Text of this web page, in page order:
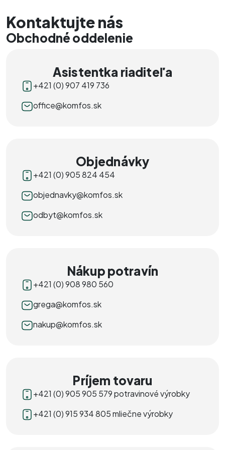
Kontaktujte nás
Obchodné oddelenie
Asistentka riaditeľa
+421 (0) 907 419 736
office@komfos.sk
Objednávky
+421 (0) 905 824 454
objednavky@komfos.sk
odbyt@komfos.sk
Nákup potravín
+421 (0) 908 980 560
grega@komfos.sk
nakup@komfos.sk
Príjem tovaru
+421 (0) 905 905 579 potravinové výrobky
+421 (0) 915 934 805 mliečne výrobky